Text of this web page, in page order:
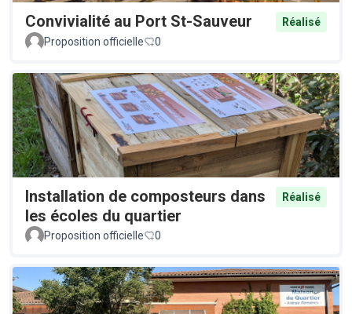
Convivialité au Port St-Sauveur
Réalisé
Proposition officielle
0
Installation de composteurs dans
les écoles du quartier
Réalisé
Proposition officielle 0